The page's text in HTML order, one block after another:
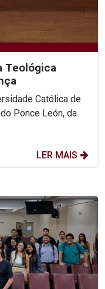
Teológica
Católica de
Ponce León, da
LER MAIS